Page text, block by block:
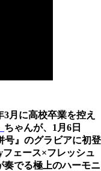
月に高校卒業を控え
ちゃんが、1月6日
号』のグラビアに初登
ェース×フレッシュ
でる極上のハーモニ